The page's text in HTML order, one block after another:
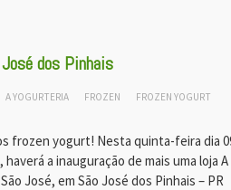
dos Pinhais
A YOGURTERIA FROZEN
FROZEN YOGURT
frozen yogurt! Nesta quinta-feira dia
a inauguração de mais uma loja A
José, em São José dos Pinhais – PR